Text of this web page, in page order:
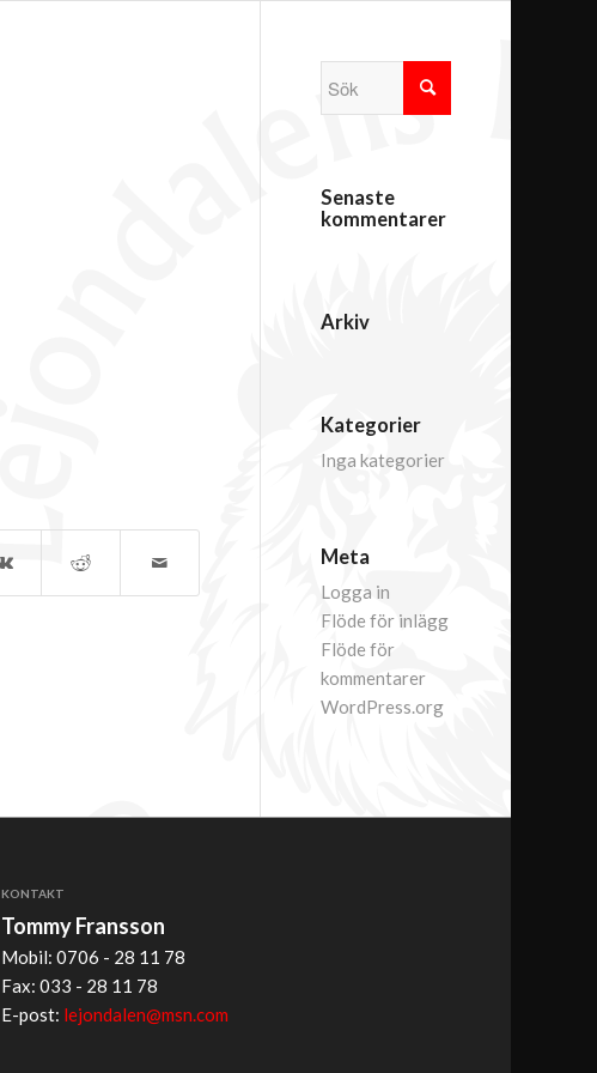
Senaste
kommentarer
Arkiv
Kategorier
Inga kategorier
Meta
Logga in
Flöde för inlägg
Flöde för
kommentarer
WordPress.org
KONTAKT
Tommy Fransson
Mobil: 0706 - 28 11 78
Fax: 033 - 28 11 78
E-post: lejondalen@msn.com